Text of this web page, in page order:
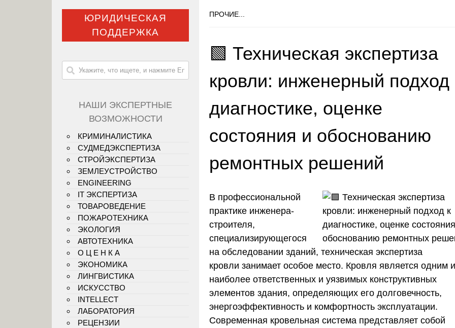
ПРОЧИЕ...
🟩 Техническая экспертиза
кровли: инженерный подход
диагностике, оценке
состояния и обоснованию
ремонтных решений
В профессиональной
практике инженера-
строителя,
специализирующегося
на обследовании зданий, техническая экспертиза
кровли занимает особое место. Кровля является одним
наиболее ответственных и уязвимых конструктивных
элементов здания, определяющих его долговечность,
энергоэффективность и комфортность эксплуатации.
Современная кровельная система представляет собой
ЮРИДИЧЕСКАЯ
ПОДДЕРЖКА
НАШИ ЭКСПЕРТНЫЕ
ВОЗМОЖНОСТИ
КРИМИНАЛИСТИКА
СУДМЕДЭКСПЕРТИЗА
СТРОЙЭКСПЕРТИЗА
ЗЕМЛЕУСТРОЙСТВО
ENGINEERING
IT ЭКСПЕРТИЗА
ТОВАРОВЕДЕНИЕ
ПОЖАРОТЕХНИКА
ЭКОЛОГИЯ
АВТОТЕХНИКА
О Ц Е Н К А
ЭКОНОМИКА
ЛИНГВИСТИКА
ИСКУССТВО
INTELLECT
ЛАБОРАТОРИЯ
РЕЦЕНЗИИ